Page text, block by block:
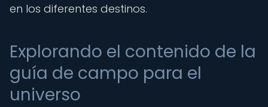
en los diferentes destinos.
Explorando el contenido de la
guía de campo para el
universo